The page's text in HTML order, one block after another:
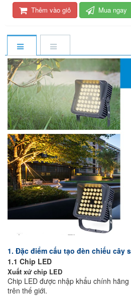
Thêm vào giỏ Mua ngay
1. Đặc điểm cấu tạo đèn chiếu cây
1.1 Chip LED
Xuất xứ chip LED
Chip LED được nhập khẩu chính
trên thế giới.